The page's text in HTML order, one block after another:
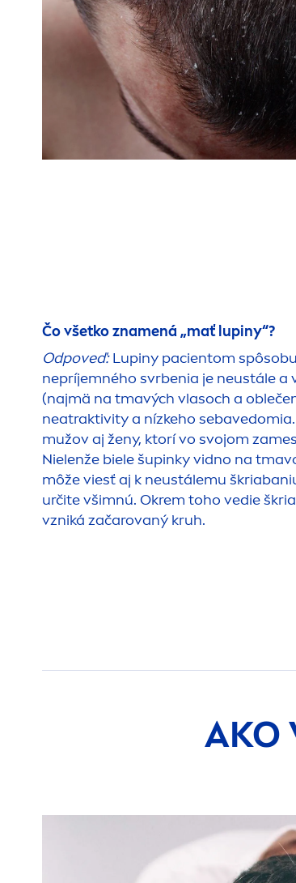
Čo všetko znamená „mať lupiny“?
Odpoveď:Lupiny pacientom
nepríjemného svrbenia je neustále
(najmä na tmavých vlasoch a
neatraktivity a nízkeho
mužov aj ženy, ktorí vo svojom
Nielenže biele šupinky vidno na
môže viesť aj k neustálemu
určite všimnú. Okrem toho vedie
vzniká začarovaný kruh.
AKO